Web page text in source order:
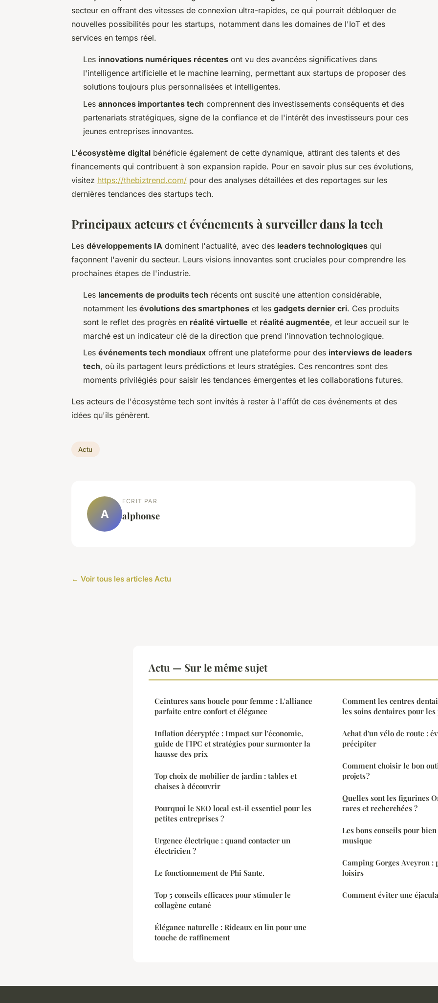
secteur en offrant des vitesses de connexion ultra-rapides, ce qui pourrait débloquer de
nouvelles possibilités pour les startups, notamment dans les domaines de l'IoT et des
services en temps réel.
Les innovations numériques récentes ont vu des avancées significatives dans
l'intelligence artificielle et le machine learning, permettant aux startups de proposer des
solutions toujours plus personnalisées et intelligentes.
Les annonces importantes tech comprennent des investissements conséquents et des
partenariats stratégiques, signe de la confiance et de l'intérêt des investisseurs pour ces
jeunes entreprises innovantes.
L'écosystème digital bénéficie également de cette dynamique, attirant des talents et des
financements qui contribuent à son expansion rapide. Pour en savoir plus sur ces évolutions,
visitez https://thebiztrend.com/ pour des analyses détaillées et des reportages sur les
dernières tendances des startups tech.
Principaux acteurs et événements à surveiller dans la tech
Les développements IA dominent l'actualité, avec des leaders technologiques qui
façonnent l'avenir du secteur. Leurs visions innovantes sont cruciales pour comprendre les
prochaines étapes de l'industrie.
Les lancements de produits tech récents ont suscité une attention considérable,
notamment les évolutions des smartphones et les gadgets dernier cri. Ces produits
sont le reflet des progrès en réalité virtuelle et réalité augmentée, et leur accueil sur le
marché est un indicateur clé de la direction que prend l'innovation technologique.
Les événements tech mondiaux offrent une plateforme pour des interviews de leaders
tech, où ils partagent leurs prédictions et leurs stratégies. Ces rencontres sont des
moments privilégiés pour saisir les tendances émergentes et les collaborations futures.
Les acteurs de l'écosystème tech sont invités à rester à l'affût de ces événements et des
idées qu'ils génèrent.
Actu
A
ECRIT PAR
alphonse
← Voir tous les articles Actu
Actu — Sur le même sujet
Ceintures sans boucle pour femme : L'alliance
parfaite entre confort et élégance
Inflation décryptée : Impact sur l'économie,
guide de l'IPC et stratégies pour surmonter la
hausse des prix
Top choix de mobilier de jardin : tables et
chaises à découvrir
Pourquoi le SEO local est-il essentiel pour les
petites entreprises ?
Urgence électrique : quand contacter un
électricien ?
Le fonctionnement de Phi Sante.
Top 5 conseils efficaces pour stimuler le
collagène cutané
Élégance naturelle : Rideaux en lin pour une
touche de raffinement
Comment les centres
les soins dentaires pour les
Achat d'un vélo de route :
précipiter
Comment choisir le bon
projets ?
Quelles sont les figurines
rares et recherchées ?
Les bons conseils pour
musique
Camping Gorges Aveyron :
loisirs
Comment éviter une